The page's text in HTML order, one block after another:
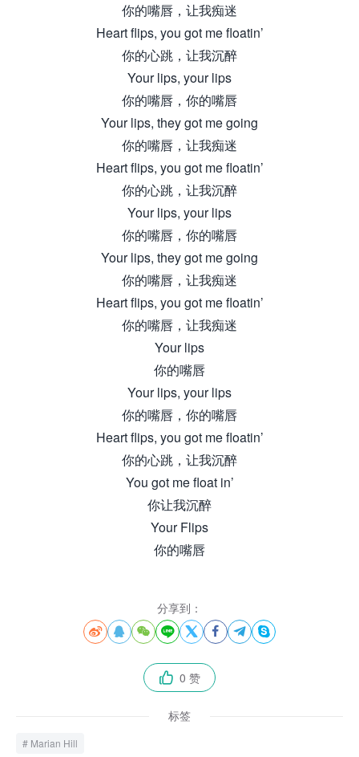
你的嘴唇，让我痴迷
Heart flips, you got me floatin’
你的心跳，让我沉醉
Your lips, your lips
你的嘴唇，你的嘴唇
Your lips, they got me going
你的嘴唇，让我痴迷
Heart flips, you got me floatin’
你的心跳，让我沉醉
Your lips, your lips
你的嘴唇，你的嘴唇
Your lips, they got me going
你的嘴唇，让我痴迷
Heart flips, you got me floatin’
你的嘴唇，让我痴迷
Your lips
你的嘴唇
Your lips, your lips
你的嘴唇，你的嘴唇
Heart flips, you got me floatin’
你的心跳，让我沉醉
You got me float in’
你让我沉醉
Your Flips
你的嘴唇
分享到：
       
 0 赞
标签
Marian Hill